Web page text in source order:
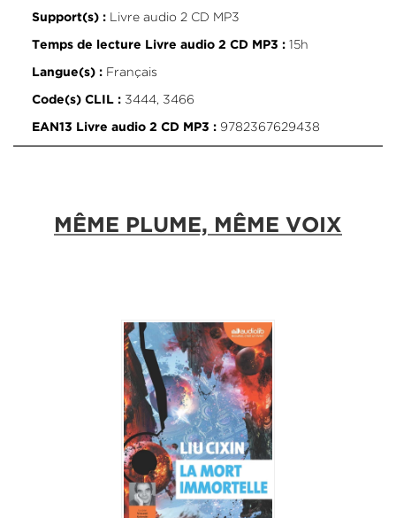
Support(s) :Livre audio 2 CD MP3
Temps de lecture Livre audio 2 CD MP3 :15h
Langue(s) :Français
Code(s) CLIL :3444, 3466
EAN13 Livre audio 2 CD MP3 :9782367629438
MÊME PLUME, MÊME VOIX